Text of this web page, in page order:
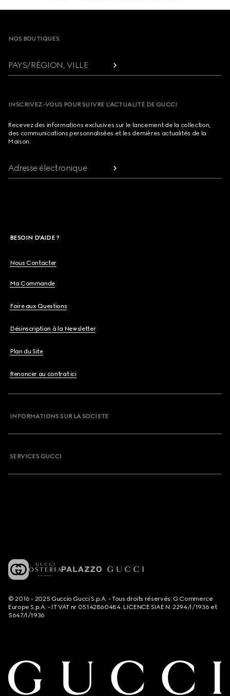
NOS BOUTIQUES
PAYS/RÉGION, VILLE
INSCRIVEZ-VOUS POUR SUIVRE L’ACTUALITÉ DE GUCCI
Recevez des informations exclusives sur le lancement de la collection,
des communications personnalisées et les dernières actualités de la
Maison.
Adresse électronique
BESOIN D'AIDE ?
Nous Contacter
Ma Commande
Foire aux Questions
Désinscription à la Newsletter
Plan du Site
Renoncer au contrat ici
INFORMATIONS SUR LA SOCIETE
SERVICES GUCCI
© 2016 - 2025 Guccio Gucci S.p.A. - Tous droits réservés. G Commerce
Europe S.p.A. - IT VAT nr 05142860484. LICENCE SIAE N. 2294/I/1936 et
5647/I/1936